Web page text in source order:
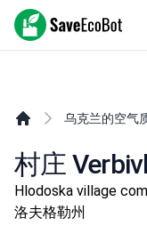
SaveEcoBot
乌克兰的空气
村庄
Hlodoska village
洛夫格勒州